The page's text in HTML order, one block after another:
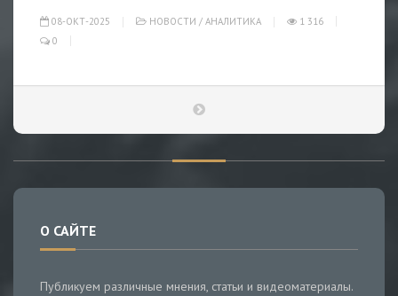
08-ОКТ-2025 НОВОСТИ / АНАЛИТИКА
1 316
0
О САЙТЕ
Публикуем различные мнения, статьи и видеоматериалы.